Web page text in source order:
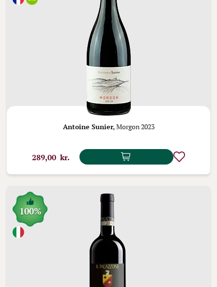
Antoine Sunier,Morgon 2023
289,00 kr.
100%